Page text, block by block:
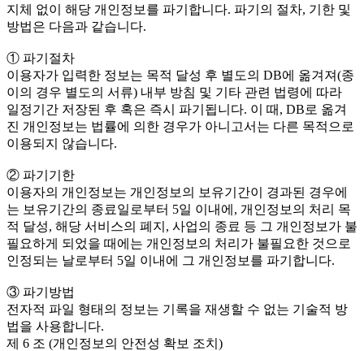
지체 없이 해당 개인정보를 파기합니다. 파기의 절차, 기한 및
방법은 다음과 같습니다.
① 파기절차
이용자가 입력한 정보는 목적 달성 후 별도의 DB에 옮겨져(종
이의 경우 별도의 서류) 내부 방침 및 기타 관련 법령에 따라
일정기간 저장된 후 혹은 즉시 파기됩니다. 이 때, DB로 옮겨
진 개인정보는 법률에 의한 경우가 아니고서는 다른 목적으로
이용되지 않습니다.
② 파기기한
이용자의 개인정보는 개인정보의 보유기간이 경과된 경우에
는 보유기간의 종료일로부터 5일 이내에, 개인정보의 처리 목
적 달성, 해당 서비스의 폐지, 사업의 종료 등 그 개인정보가 불
필요하게 되었을 때에는 개인정보의 처리가 불필요한 것으로
인정되는 날로부터 5일 이내에 그 개인정보를 파기합니다.
③ 파기방법
전자적 파일 형태의 정보는 기록을 재생할 수 없는 기술적 방
법을 사용합니다.
제 6 조 (개인정보의 안전성 확보 조치)